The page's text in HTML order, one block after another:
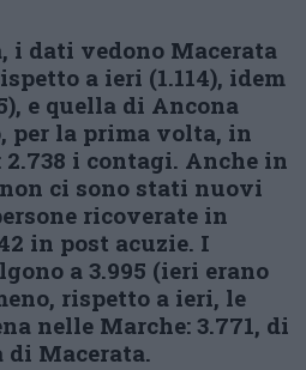
i dati vedono Macerata
a ieri (1.114), idem
e quella di Ancona
per la prima volta, in
i contagi. Anche in
ci sono stati nuovi
ricoverate in
in post acuzie. I
a 3.995 (ieri erano
rispetto a ieri, le
nelle Marche: 3.771, di
Macerata.